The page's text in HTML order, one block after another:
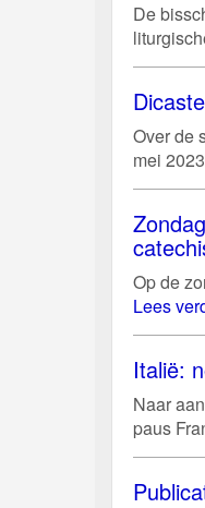
De
Over de
mei
Op de
Lees
Italië:
Naar
paus